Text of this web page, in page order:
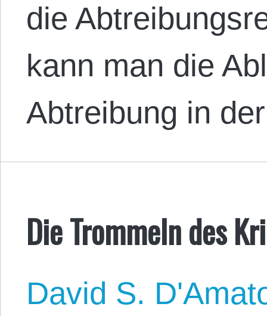
die
kann man die
Abtreibung in
Die Trommeln des
David S.